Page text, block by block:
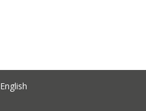
English